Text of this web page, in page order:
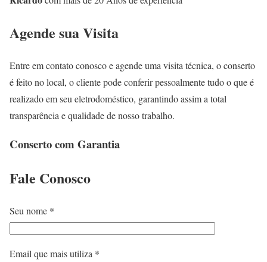
Agende sua Visita
Entre em contato conosco e agende uma visita técnica, o conserto
é feito no local, o cliente pode conferir pessoalmente tudo o que é
realizado em seu eletrodoméstico, garantindo assim a total
transparência e qualidade de nosso trabalho.
Conserto com Garantia
Fale Conosco
Seu nome *
Email que mais utiliza *